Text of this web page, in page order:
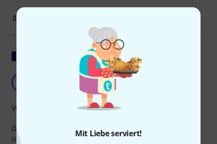
Mit Liebe serviert!
Es erfüllt seinen Zweck, aber...
Renaud81 08.10.2022
Diese Blattschrauben (wie die von Syos) sind sehr effektiv:
Ich benutze sie an meinen Tenor- und Altsaxophon-
Verarbeitung